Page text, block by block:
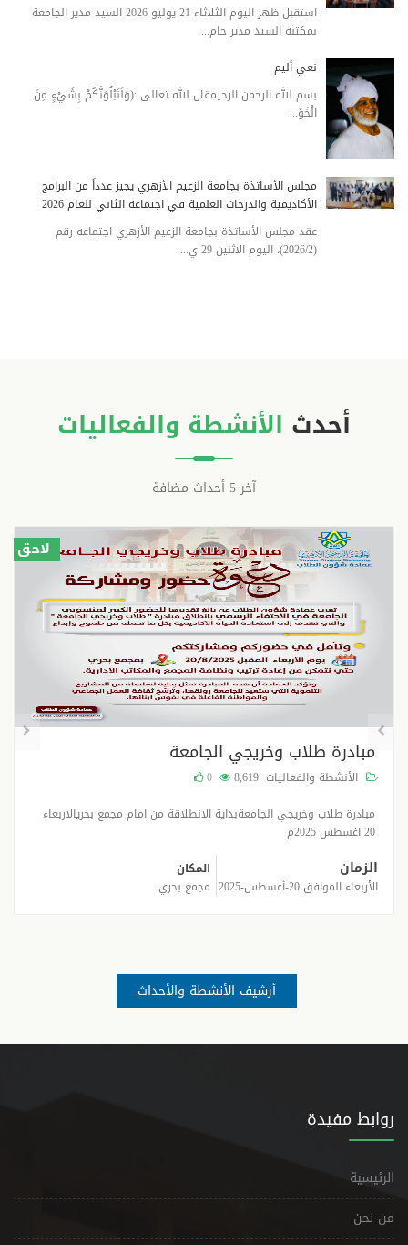
استقبل ظهر اليوم الثلاثاء 21 يوليو 2026 السيد مدير الجامعة
بمكتبه السيد مدير جام...
نعي أليم
بسم الله الرحمن الرحيمقال الله تعالى :(وَلَنَبْلُوَنَّكُمْ بِشَيْءٍ مِنَ
الْخَوْ...
مجلس الأساتذة بجامعة الزعيم الأزهري يجيز عدداً من البرامج
الأكاديمية والدرجات العلمية في اجتماعه الثاني للعام 2026
عقد مجلس الأساتذة بجامعة الزعيم الأزهري اجتماعه رقم
(2026/2)، اليوم الاثنين 29 ي...
أحدث الأنشطة والفعاليات
آخر 5 أحداث مضافة
لاحق
مبادرة طلاب وخريجي الجامعة
الأنشطة والفعاليات 8,619
0
مبادرة طلاب وخريجي الجامعةبداية الانطلاقة من امام مجمع بحريالاربعاء
20 اغسطس 2025م
الزمان
الأربعاء الموافق 20-أغسطس-2025
المكان
مجمع بحري
أرشيف الأنشطة والأحداث
روابط مفيدة
الرئيسية
من نحن